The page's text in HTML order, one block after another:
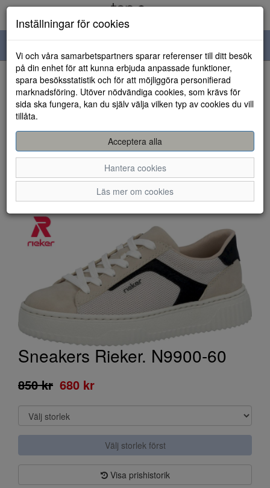
navigation
HEM
Sneakers Rieker. N9900-60
850 kr 680 kr
Välj storlek först
Visa prishistorik
Inställningar för cookies
Vi och våra samarbetspartners sparar referenser till ditt besök
på din enhet för att kunna erbjuda anpassade funktioner,
spara besöksstatistik och för att möjliggöra personifierad
marknadsföring. Utöver nödvändiga cookies, som krävs för
sida ska fungera, kan du själv välja vilken typ av cookies du vill
tillåta.
Acceptera alla
Hantera cookies
Läs mer om cookies